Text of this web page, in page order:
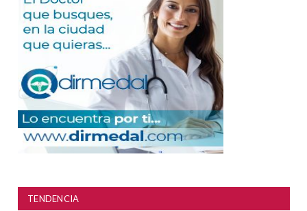
TENDENCIA